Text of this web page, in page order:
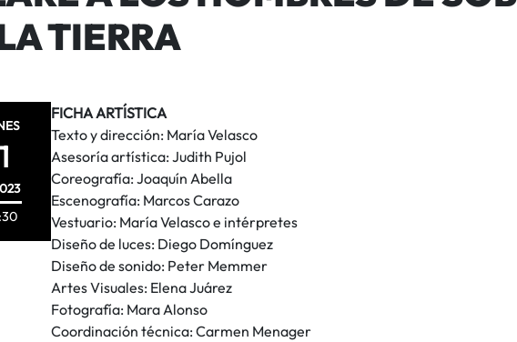
TIERRA
FICHA ARTÍSTICA
Texto y dirección: María Velasco
Asesoría artística: Judith Pujol
Coreografía: Joaquín Abella
Escenografía: Marcos Carazo
Vestuario: María Velasco e intérpretes
Diseño de luces: Diego Domínguez
Diseño de sonido: Peter Memmer
Artes Visuales: Elena Juárez
Fotografía: Mara Alonso
Coordinación técnica: Carmen Menager